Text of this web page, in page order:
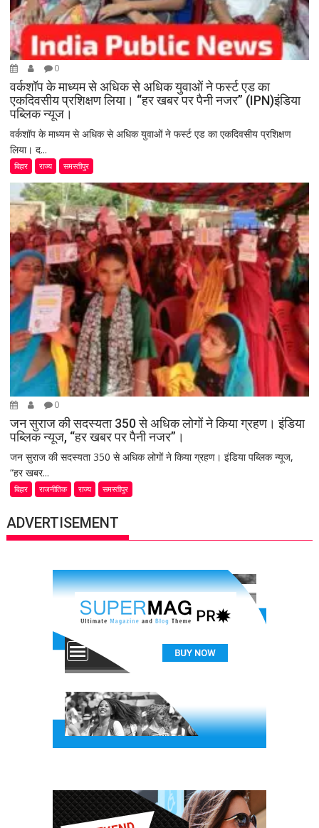
0
वर्कशॉप के माध्यम से अधिक से अधिक युवाओं ने फर्स्ट एड का
एकदिवसीय प्रशिक्षण लिया। “हर खबर पर पैनी नजर” (IPN)इंडिया
पब्लिक न्यूज।
वर्कशॉप के माध्यम से अधिक से अधिक युवाओं ने फर्स्ट एड का एकदिवसीय प्रशिक्षण
लिया। द...
बिहार राज्य समस्तीपुर
0
जन सुराज की सदस्यता 350 से अधिक लोगों ने किया ग्रहण। इंडिया
पब्लिक न्यूज, “हर खबर पर पैनी नजर”।
जन सुराज की सदस्यता 350 से अधिक लोगों ने किया ग्रहण। इंडिया पब्लिक न्यूज,
“हर खबर...
बिहार राजनीतिक राज्य समस्तीपुर
ADVERTISEMENT